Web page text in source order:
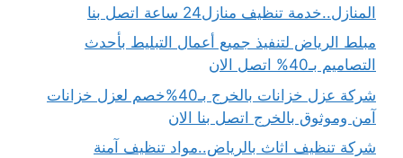
المنازل..خدمة تنظيف منازل24 ساعة اتصل بنا
مبلط الرياض لتنفيذ جميع أعمال التبليط بأحدث
التصاميم بـ40% اتصل الان
شركة عزل خزانات بالخرج بـ40%خصم لعزل خزانات
آمن وموثوق بالخرج اتصل بنا الان
شركة تنظيف اثاث بالرياض..مواد تنظيف آمنة